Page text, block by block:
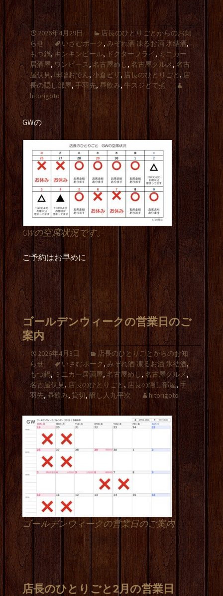
2026年4月29日
店長のひとりごとからのお知
らせ
いさむポーク, みぞれ酒 凍るお酒 氷結酒,
もつ鍋, キンキンビール, ドクターフライ,ミニカー
居酒屋, ワンピース,名古屋めし, 名古屋グルメ , 名古
屋伏見, 味噌おでん, 小倉ピザ, 店長のひとりごと , 店
長の隠し部屋, 手羽先, 昼飲み,牛スジどて煮
hitorigoto
GWの
GWの空席状況です。
ご予約はお早めに
ゴールデンウィークの営業日のご
案内
2026年4月3日
店長のひとりごとからのお知
らせ
いさむポーク, みぞれ酒 凍るお酒 氷結酒,
もつ鍋,ミニカー居酒屋, 名古屋めし, 名古屋グルメ,
名古屋伏見, 店長のひとりごと , 店長の隠し部屋,手
羽先, 昼飲み, 貸切, 醸し人九平次 hitorigoto
ゴールデンウィークの営業日のご案内
店長のひとりごと2月の営業日